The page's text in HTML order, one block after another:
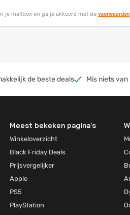
je mailbox en ga je akkoord met de voorwaarden.
de beste deals Mis niets
Meest bekeken pagina's
Winkeloverzicht
Black Friday Deals
Prijsvergelijker
Apple
PS5
PlayStation